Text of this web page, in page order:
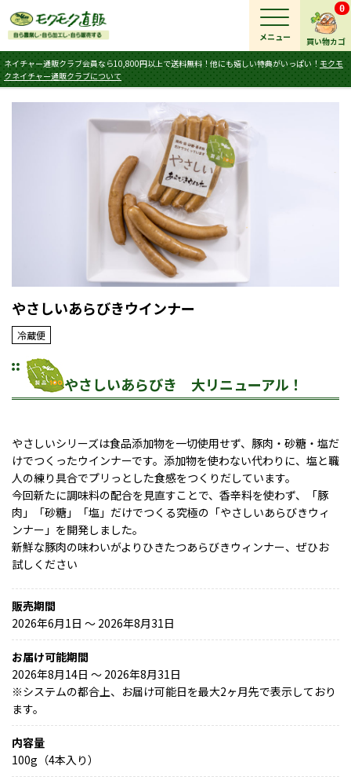
買い物カゴ
0
ネイチャー通販クラブ会員なら10,800円以上で送料無料！他にも嬉しい特典がいっぱい！ モクモ
クネイチャー通販クラブについて
メニュー
やさしいあらびきウインナー
冷蔵便
やさしいあらびき 大リニューアル！
やさしいシリーズは食品添加物を一切使用せず、豚肉・砂糖・塩だ
けでつくったウインナーです。添加物を使わない代わりに、塩と職
人の練り具合でプリっとした食感をつくりだしています。
今回新たに調味料の配合を見直すことで、香辛料を使わず、「豚
肉」「砂糖」「塩」だけでつくる究極の「やさしいあらびきウィ
ンナー」を開発しました。
新鮮な豚肉の味わいがよりひきたつあらびきウィンナー、ぜひお
試しください
販売期間
2026年6月1日 〜 2026年8月31日
お届け可能期間
2026年8月14日 ～ 2026年8月31日
※システムの都合上、お届け可能日を最大2ヶ月先で表示しており
ます。
内容量
100g（4本入り）